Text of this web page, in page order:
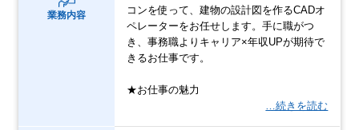
業務内容
コンを使って、建物の設計図を作るCADオ
ペレーターをお任せします。手に職がつ
き、事務職よりキャリア×年収UPが期待で
きるお仕事です。
★お仕事の魅力
…続きを読む